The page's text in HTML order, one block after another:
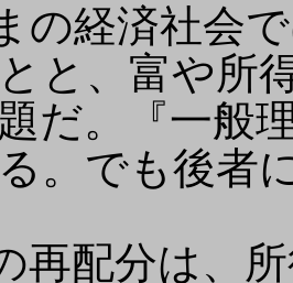
経済社会
と、富や所
だ。『一般
。でも後者
配分は、所